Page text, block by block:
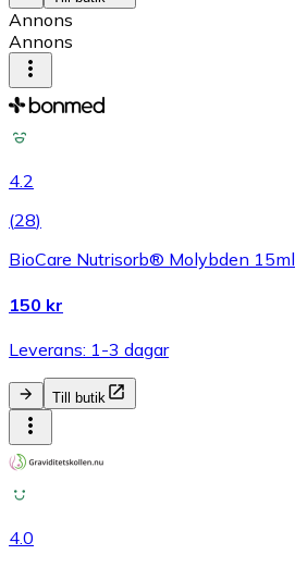
Annons
Annons
4.2
(28)
BioCare Nutrisorb® Molybden 15ml
150 kr
Leverans: 1-3 dagar
Till butik
4.0